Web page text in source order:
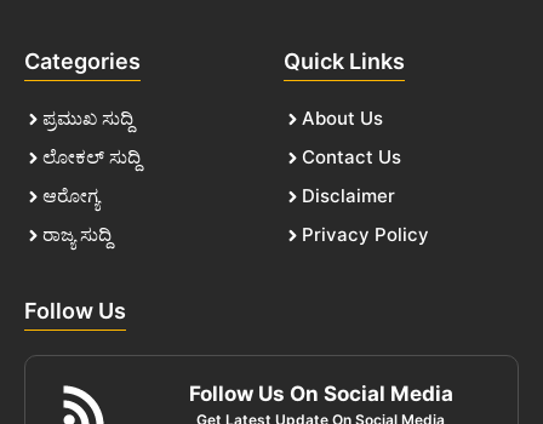
Categories
ಪ್ರಮುಖ ಸುದ್ದಿ
ಲೋಕಲ್ ಸುದ್ದಿ
ಆರೋಗ್ಯ
ರಾಜ್ಯ ಸುದ್ದಿ
Quick Links
About Us
Contact Us
Disclaimer
Privacy Policy
Follow Us
Follow Us On Social Media
Get Latest Update On Social Media